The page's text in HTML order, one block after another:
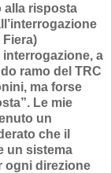
alla risposta
interrogazione, a
ramo del TRC
ma forse
Le mie
un
che il
un sistema
ogni direzione